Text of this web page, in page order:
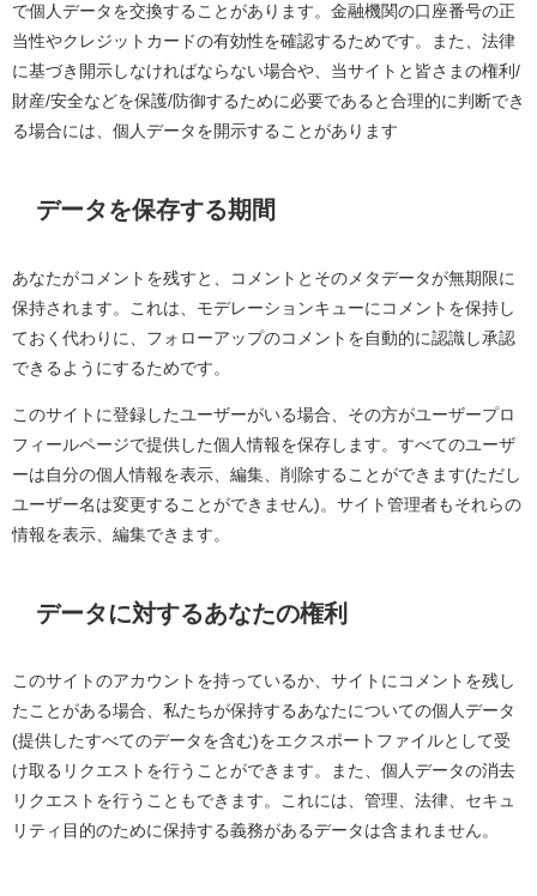
で個人データを交換することがあります。金融機関の口座番号の正
当性やクレジットカードの有効性を確認するためです。また、法律
に基づき開示しなければならない場合や、当サイトと皆さまの権利 /
財産/安全などを保護/防御するために必要であると合理的に判断でき
る場合には、個人データを開示することがあります
データを保存する期間
あなたがコメントを残すと、コメントとそのメタデータが無期限に
保持されます。これは、モデレーションキューにコメントを保持し
ておく代わりに、フォローアップのコメントを自動的に認識し承認
できるようにするためです。
このサイトに登録したユーザーがいる場合、その方がユーザープロ
フィールページで提供した個人情報を保存します。すべてのユーザ
ーは自分の個人情報を表示、編集、削除することができます(ただし
ユーザー名は変更することができません)。サイト管理者もそれらの
情報を表示、編集できます。
データに対するあなたの権利
このサイトのアカウントを持っているか、サイトにコメントを残し
たことがある場合、私たちが保持するあなたについての個人データ
(提供したすべてのデータを含む)をエクスポートファイルとして受
け取るリクエストを行うことができます。また、個人データの消去
リクエストを行うこともできます。これには、管理、法律、セキュ
リティ目的のために保持する義務があるデータは含まれません。